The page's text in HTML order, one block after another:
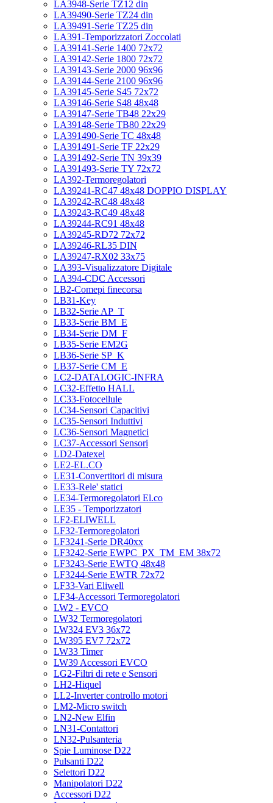
LA3948-Serie TZ12 din
LA39490-Serie TZ24 din
LA39491-Serie TZ25 din
LA391-Temporizzatori Zoccolati
LA39141-Serie 1400 72x72
LA39142-Serie 1800 72x72
LA39143-Serie 2000 96x96
LA39144-Serie 2100 96x96
LA39145-Serie S45 72x72
LA39146-Serie S48 48x48
LA39147-Serie TB48 22x29
LA39148-Serie TB80 22x29
LA391490-Serie TC 48x48
LA391491-Serie TF 22x29
LA391492-Serie TN 39x39
LA391493-Serie TY 72x72
LA392-Termoregolatori
LA39241-RC47 48x48 DOPPIO DISPLAY
LA39242-RC48 48x48
LA39243-RC49 48x48
LA39244-RC91 48x48
LA39245-RD72 72x72
LA39246-RL35 DIN
LA39247-RX02 33x75
LA393-Visualizzatore Digitale
LA394-CDC Accessori
LB2-Comepi finecorsa
LB31-Key
LB32-Serie AP_T
LB33-Serie BM_E
LB34-Serie DM_F
LB35-Serie EM2G
LB36-Serie SP_K
LB37-Serie CM_E
LC2-DATALOGIC-INFRA
LC32-Effetto HALL
LC33-Fotocellule
LC34-Sensori Capacitivi
LC35-Sensori Induttivi
LC36-Sensori Magnetici
LC37-Accessori Sensori
LD2-Datexel
LE2-EL.CO
LE31-Convertitori di misura
LE33-Rele' statici
LE34-Termoregolatori El.co
LE35 - Temporizzatori
LF2-ELIWELL
LF32-Termoregolatori
LF3241-Serie DR40xx
LF3242-Serie EWPC_PX_TM_EM 38x72
LF3243-Serie EWTQ 48x48
LF3244-Serie EWTR 72x72
LF33-Vari Eliwell
LF34-Accessori Termoregolatori
LW2 - EVCO
LW32 Termoregolatori
LW324 EV3 36x72
LW395 EV7 72x72
LW33 Timer
LW39 Accessori EVCO
LG2-Filtri di rete e Sensori
LH2-Hiquel
LL2-Inverter controllo motori
LM2-Micro switch
LN2-New Elfin
LN31-Contattori
LN32-Pulsanteria
Spie Luminose D22
Pulsanti D22
Selettori D22
Manipolatori D22
Accessori D22